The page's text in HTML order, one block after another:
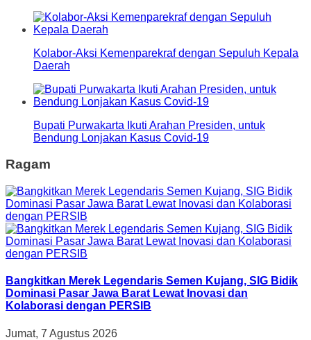
Kolabor-Aksi Kemenparekraf dengan Sepuluh Kepala
Daerah
Bupati Purwakarta Ikuti Arahan Presiden, untuk
Bendung Lonjakan Kasus Covid-19
Ragam
Bangkitkan Merek Legendaris Semen Kujang, SIG Bidik
Dominasi Pasar Jawa Barat Lewat Inovasi dan
Kolaborasi dengan PERSIB
Jumat, 7 Agustus 2026